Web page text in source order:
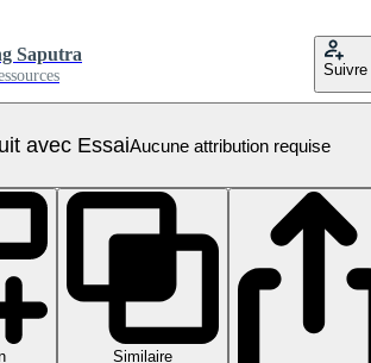
Saputra
Suivre
avec EssaiAucune attribution requise
Similaire